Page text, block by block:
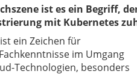
ist es ein Begriff,
mit Kubernetes
ein Zeichen für
im Umgang
Technologien, besonders